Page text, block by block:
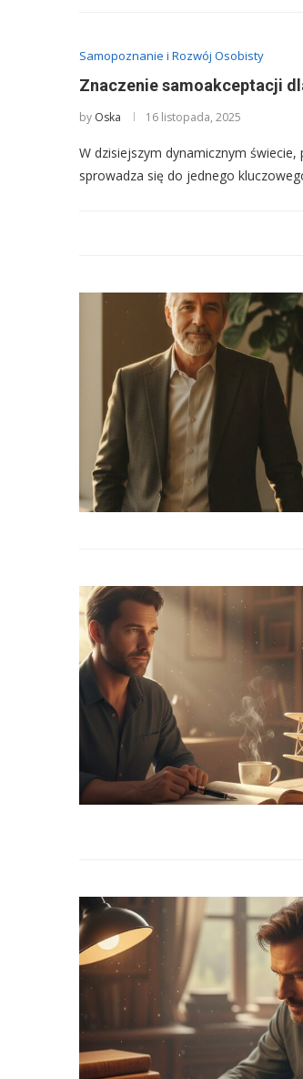
Samopoznanie i Rozwój Osobisty
Znaczenie samoakceptacji
by Oska 16 listopada, 2025
W dzisiejszym dynamicznym
sprowadza się do jednego